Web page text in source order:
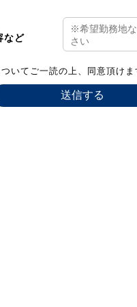
など
ついてご一読の上、同意頂け